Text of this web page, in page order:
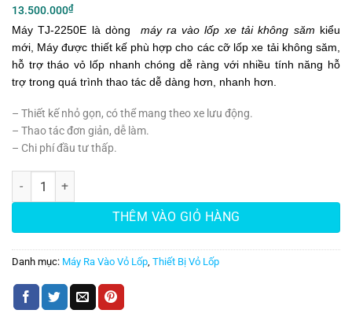
13.500.000₫
MáyTJ-2250E là dòng máy ra vào lốp xe tải không săm kiểu
mới, Máy được thiết kế phù hợp cho các cỡ lốp xe tải không săm,
hỗ trợ tháo vỏ lốp nhanh chóng dễ ràng với nhiều tính năng hỗ
trợ trong quá trình thao tác dễ dàng hơn, nhanh hơn.
– Thiết kế nhỏ gọn, có thể mang theo xe lưu động.
– Thao tác đơn giản, dễ làm.
– Chi phí đầu tư thấp.
Máy ra vào lốp xe tải không săm TJ-2250E số lượng
THÊM VÀO GIỎ HÀNG
Danh mục: Máy Ra Vào Vỏ Lốp, Thiết Bị Vỏ Lốp